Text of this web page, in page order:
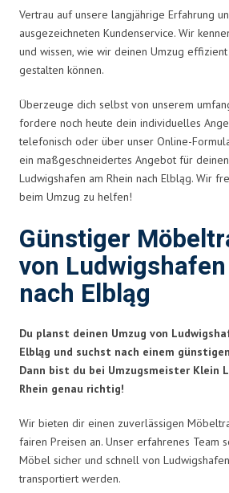
Vertrau auf unsere langjährige Erfahrung
ausgezeichneten Kundenservice. Wir
und wissen, wie wir deinen Umzug
gestalten können.
Überzeuge dich selbst von unserem
fordere noch heute dein individuelles
telefonisch oder über unser Online-
ein maßgeschneidertes Angebot für
Ludwigshafen am Rhein nach Elbląg. Wir
beim Umzug zu helfen!
Günstiger
von
nach Elbląg
Du planst deinen Umzug von
Elbląg und suchst nach einem günstigen
Dann bist du bei Umzugsmeister Klein
Rhein genau richtig!
Wir bieten dir einen zuverlässigen
fairen Preisen an. Unser erfahrenes Team
Möbel sicher und schnell von
transportiert werden.